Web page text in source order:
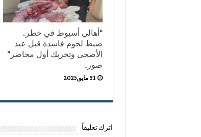
“أهالي أسيوط في خطر..
ضبط لحوم فاسدة قبل عيد
الأضحى وتحريك أول محاضر”
صور..
31 مايو,2025
اترك تعليقاً